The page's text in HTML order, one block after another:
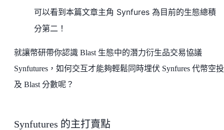
可以看到本篇文章主角 Synfures 為目前的生態總積
分第二！
就讓幣研帶你認識 Blast 生態中的潛力衍生品交易協議
Synfutures，如何交互才能夠輕鬆同時埋伏 Synfures 代幣空
及 Blast 分數呢？
Synfutures 的主打賣點